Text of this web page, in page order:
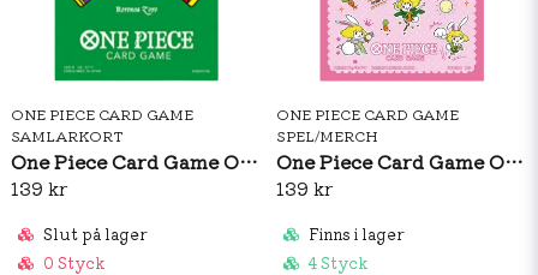
ONE PIECE CARD GAME
SAMLARKORT
One Piece Card Game Official Sleeves: Premium Matte Roronoa Zoro
139 kr
Slut på lager
0 Styck
ONE PIECE CARD GAME
SPEL/MERCH
One Piece Card Game Official Sleeves: Carrot Vol.5
139 kr
Finns i lager
4 Styck